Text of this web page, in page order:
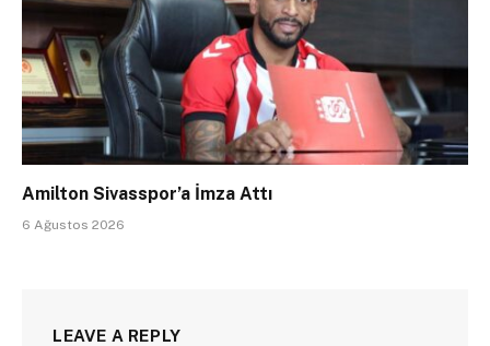
Amilton Sivasspor’a İmza Attı
6 Ağustos 2026
LEAVE A REPLY